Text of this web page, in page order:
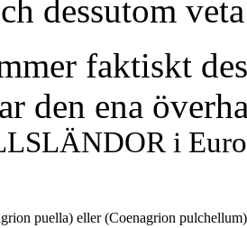
dessutom
faktiskt
den ena
i